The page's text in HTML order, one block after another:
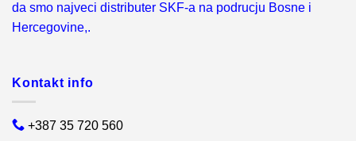
da smo najveci distributer SKF-a na podrucju Bosne i
Hercegovine,.
Kontakt info
+387 35 720 560